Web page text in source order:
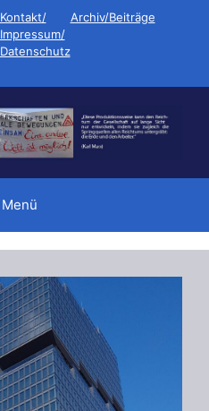
Kontakt/
Impressum/
Datenschutz
Archiv/Beiträge
Menü